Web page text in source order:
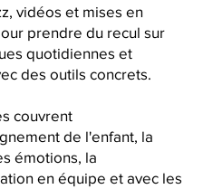
vidéos et mises en
prendre du recul sur
quotidiennes et
des outils concrets.
couvrent
de l'enfant, la
émotions, la
en équipe et avec les